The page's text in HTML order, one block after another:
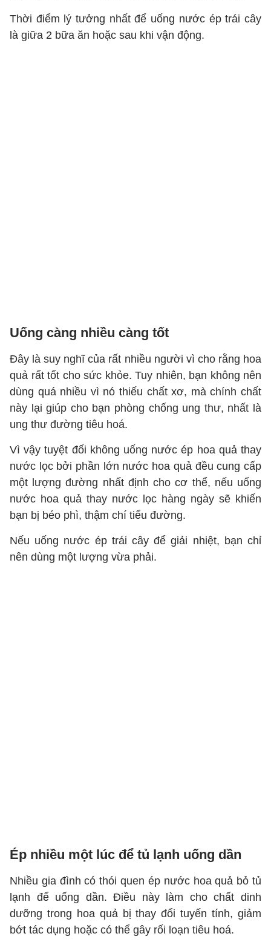
Thời điểm lý tưởng nhất để uống nước ép trái cây
là giữa 2 bữa ăn hoặc sau khi vận động.
Uống càng nhiều càng tốt
Đây là suy nghĩ của rất nhiều người vì cho rằng hoa
quả rất tốt cho sức khỏe. Tuy nhiên, bạn không nên
dùng quá nhiều vì nó thiếu chất xơ, mà chính chất
này lại giúp cho bạn phòng chống ung thư, nhất là
ung thư đường tiêu hoá.
Vì vậy tuyệt đối không uống nước ép hoa quả thay
nước lọc bởi phần lớn nước hoa quả đều cung cấp
một lượng đường nhất định cho cơ thể, nếu uống
nước hoa quả thay nước lọc hàng ngày sẽ khiến
bạn bị béo phì, thậm chí tiểu đường.
Nếu uống nước ép trái cây để giải nhiệt, bạn chỉ
nên dùng một lượng vừa phải.
Ép nhiều một lúc để tủ lạnh uống dần
Nhiều gia đình có thói quen ép nước hoa quả bỏ tủ
lạnh để uống dần. Điều này làm cho chất dinh
dưỡng trong hoa quả bị thay đổi tuyến tính, giảm
bớt tác dụng hoặc có thể gây rối loạn tiêu hoá.